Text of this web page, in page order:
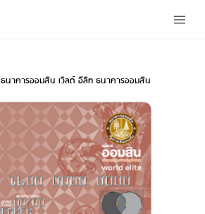
ธนาคารออมสิน เวิลด์ อีลิท ธนาคารออมสิน